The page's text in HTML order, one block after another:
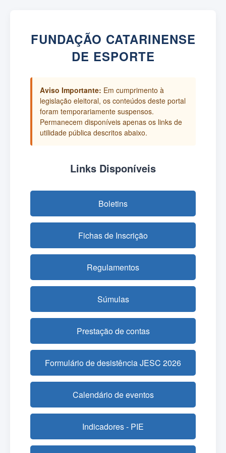
FUNDAÇÃO CATARINENSE
DE ESPORTE
Aviso Importante: Em cumprimento à
legislação eleitoral, os conteúdos deste portal
foram temporariamente suspensos.
Permanecem disponíveis apenas os links de
utilidade pública descritos abaixo.
Links Disponíveis
Boletins
Fichas de Inscrição
Regulamentos
Súmulas
Prestação de contas
Formulário de desistência JESC 2026
Calendário de eventos
Indicadores - PIE